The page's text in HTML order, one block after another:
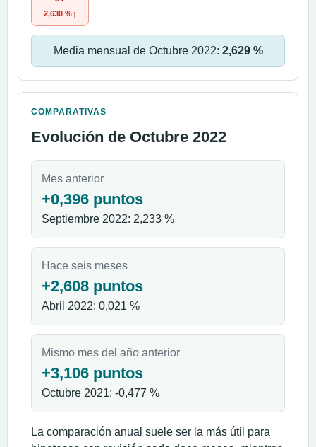
2,630 %↑
Media mensual de Octubre 2022: 2,629 %
COMPARATIVAS
Evolución de Octubre 2022
Mes anterior
+0,396 puntos
Septiembre 2022: 2,233 %
Hace seis meses
+2,608 puntos
Abril 2022: 0,021 %
Mismo mes del año anterior
+3,106 puntos
Octubre 2021: -0,477 %
La comparación anual suele ser la más útil para